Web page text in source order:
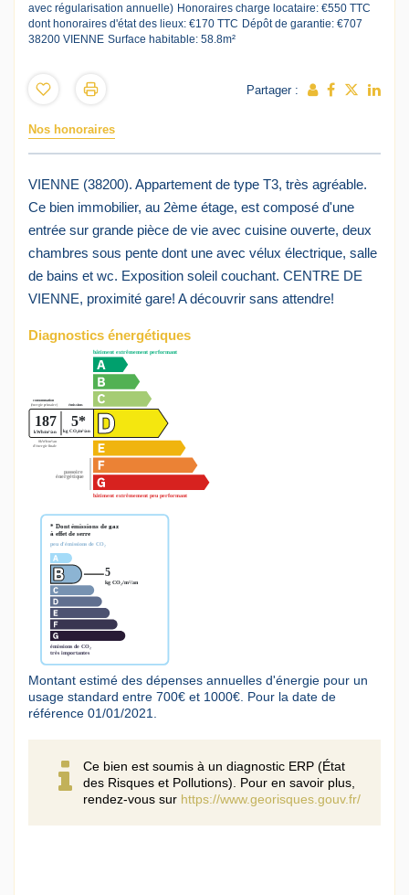
avec régularisation annuelle) Honoraires charge locataire: €550 TTC
dont honoraires d'état des lieux: €170 TTC Dépôt de garantie: €707
38200 VIENNE Surface habitable: 58.8m²
Partager :
Nos honoraires
VIENNE (38200). Appartement de type T3, très agréable.
Ce bien immobilier, au 2ème étage, est composé d'une
entrée sur grande pièce de vie avec cuisine ouverte, deux
chambres sous pente dont une avec vélux électrique, salle
de bains et wc. Exposition soleil couchant. CENTRE DE
VIENNE, proximité gare! A découvrir sans attendre!
Diagnostics énergétiques
Montant estimé des dépenses annuelles d'énergie pour un
usage standard entre 700€ et 1000€. Pour la date de
référence 01/01/2021.
Ce bien est soumis à un diagnostic ERP (État
des Risques et Pollutions). Pour en savoir plus,
rendez-vous sur https://www.georisques.gouv.fr/